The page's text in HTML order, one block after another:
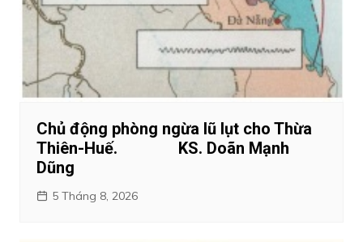
Chủ động phòng ngừa lũ lụt cho Thừa
Thiên-Huế. KS. Doãn Mạnh
Dũng
5 Tháng 8, 2026